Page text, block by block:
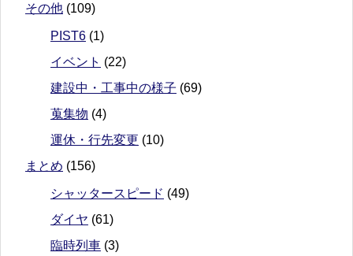
その他 (109)
PIST6 (1)
イベント (22)
建設中・工事中の様子 (69)
蒐集物 (4)
運休・行先変更 (10)
まとめ (156)
シャッタースピード (49)
ダイヤ (61)
臨時列車 (3)